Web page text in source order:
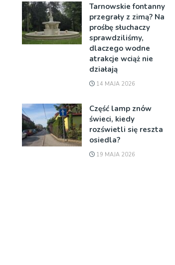
Tarnowskie fontanny
przegrały z zimą? Na
prośbę słuchaczy
sprawdziliśmy,
dlaczego wodne
atrakcje wciąż nie
działają
14 MAJA 2026
Część lamp znów
świeci, kiedy
rozświetli się reszta
osiedla?
19 MAJA 2026